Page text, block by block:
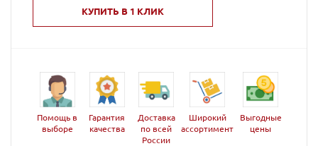
КУПИТЬ В 1 КЛИК
Помощь в
выборе
Гарантия
качества
Доставка
по всей
России
Широкий
ассортимент
Выгодные
цены